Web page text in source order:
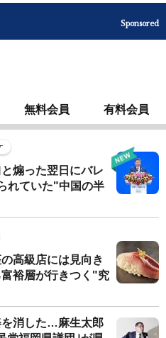
Sponsored
無料会員 有料会員
煽った翌日にバレ
れていた"中国の半
高級店には見向き
裕層が行きつく"究
を消した…麻生太郎